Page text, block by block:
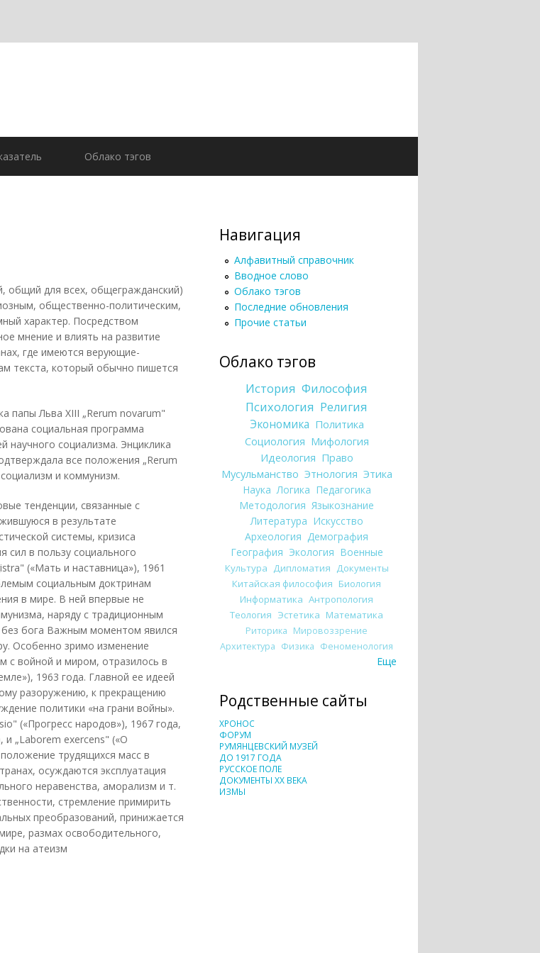
Облако тэгов
общий для всех, общегражданский)
общественно-политическим,
характер. Посредством
мнение и влиять на развитие
где имеются верующие-
текста, который обычно пишется
папы Льва XIII „Rerum novarum"
социальная программа
научного социализма. Энциклика
все положения „Rerum
и коммунизм.
тенденции, связанные с
в результате
системы, кризиса
сил в пользу социального
(«Мать и наставница»), 1961
социальным доктринам
в мире. В ней впервые не
наряду с традиционным
бога Важным моментом явился
Особенно зримо изменение
с войной и миром, отразилось в
1963 года. Главной ее идеей
разоружению, к прекращению
политики «на грани войны».
(«Прогресс народов»), 1967 года,
и „Laborem exercens" («О
трудящихся масс в
осуждаются эксплуатация
неравенства, аморализм и т.
стремление примирить
преобразований, принижается
размах освободительного,
на атеизм
Навигация
Алфавитный справочник
Вводное слово
Облако тэгов
Последние обновления
Прочие статьи
Облако тэгов
История Философия
Психология Религия
Экономика Политика
Социология Мифология
Идеология Право
Мусульманство Этнология Этика
Наука Логика Педагогика
Методология Языкознание
Литература Искусство
Археология Демография
География Экология Военные
Культура Дипломатия Документы
Китайская философия Биология
Информатика Антропология
Теология Эстетика Математика
Риторика Мировоззрение
Архитектура Физика Феноменология
Еще
Родственные сайты
ХРОНОС
ФОРУМ
РУМЯНЦЕВСКИЙ МУЗЕЙ
ДО 1917 ГОДА
РУССКОЕ ПОЛЕ
ДОКУМЕНТЫ XX ВЕКА
ИЗМЫ